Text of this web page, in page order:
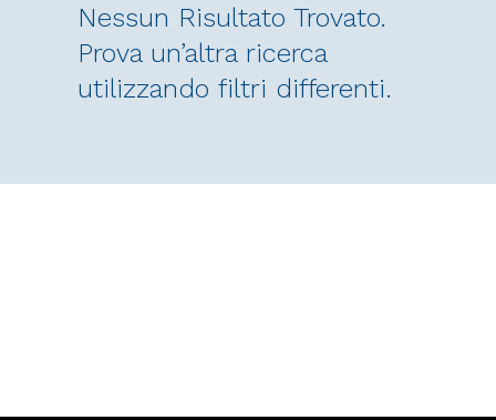
Nessun Risultato Trovato.
Prova un’altra ricerca
utilizzando filtri differenti.